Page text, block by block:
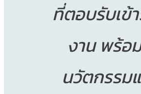
ที่ตอบรับเข้
งาน พร้อ
นวัตกรรม